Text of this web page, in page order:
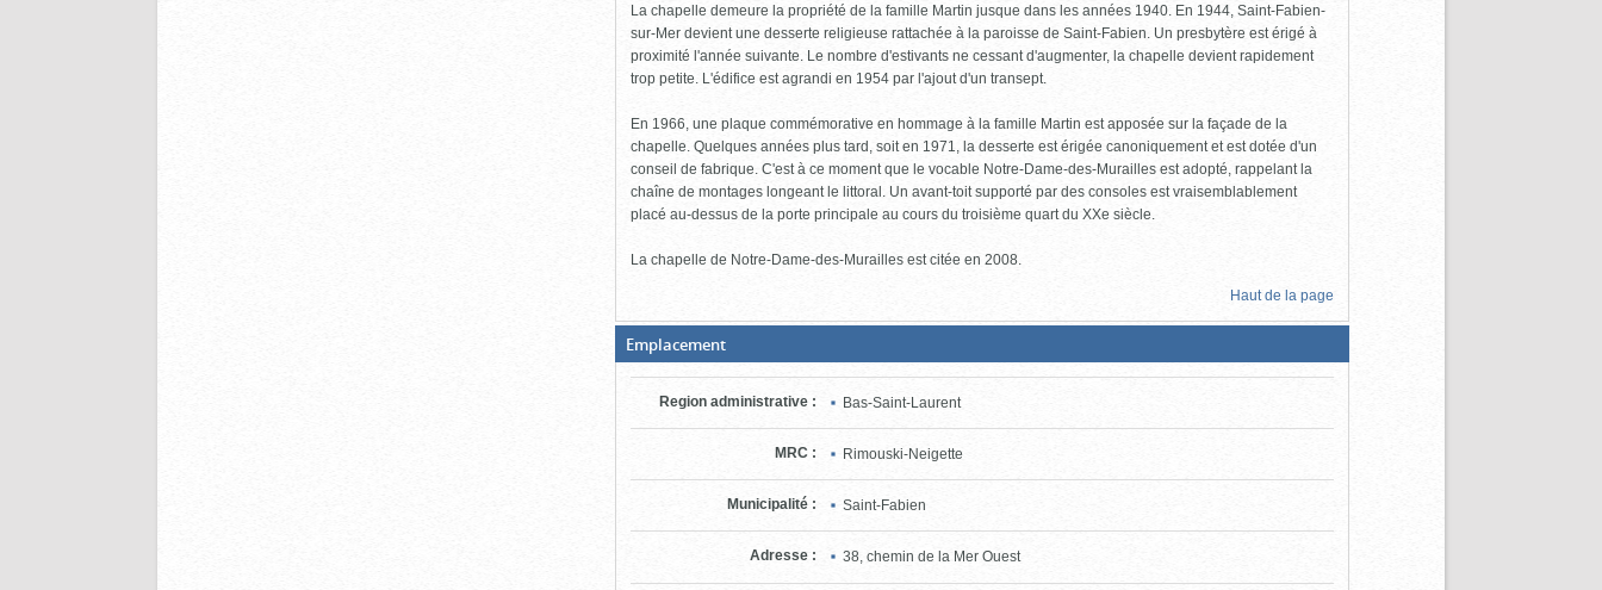
La chapelle demeure la propriété de la famille Martin jusque dans les années 1940. En 1944, Saint-Fabien-
sur-Mer devient une desserte religieuse rattachée à la paroisse de Saint-Fabien. Un presbytère est érigé à
proximité l'année suivante. Le nombre d'estivants ne cessant d'augmenter, la chapelle devient rapidement
trop petite. L'édifice est agrandi en 1954 par l'ajout d'un transept.
En 1966, une plaque commémorative en hommage à la famille Martin est apposée sur la façade de la
chapelle. Quelques années plus tard, soit en 1971, la desserte est érigée canoniquement et est dotée d'un
conseil de fabrique. C'est à ce moment que le vocable Notre-Dame-des-Murailles est adopté, rappelant la
chaîne de montages longeant le littoral. Un avant-toit supporté par des consoles est vraisemblablement
placé au-dessus de la porte principale au cours du troisième quart du XXe siècle.
La chapelle de Notre-Dame-des-Murailles est citée en 2008.
Haut de la page
Emplacement(Boite
fermée,
cliquer
pour
ouvrir)
Region administrative : Bas-Saint-Laurent
MRC : Rimouski-Neigette
Municipalité : Saint-Fabien
Adresse : 38, chemin de la Mer Ouest